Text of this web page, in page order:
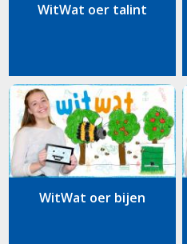
WitWat oer talint
WitWat oer bijen